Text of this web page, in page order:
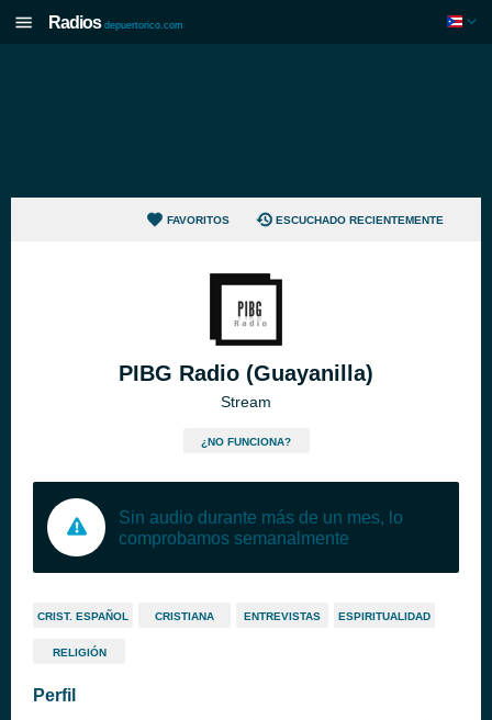
Radios depuertorico.com
FAVORITOS ESCUCHADO RECIENTEMENTE
PIBG Radio (Guayanilla)
Stream
¿NO FUNCIONA?
Sin audio durante más de un mes, lo
comprobamos semanalmente
CRIST. ESPAÑOL CRISTIANA ENTREVISTAS ESPIRITUALIDAD
RELIGIÓN
Perfil